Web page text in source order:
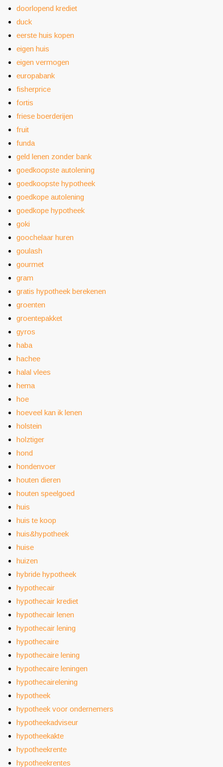
doorlopend krediet
duck
eerste huis kopen
eigen huis
eigen vermogen
europabank
fisherprice
fortis
friese boerderijen
fruit
funda
geld lenen zonder bank
goedkoopste autolening
goedkoopste hypotheek
goedkope autolening
goedkope hypotheek
goki
goochelaar huren
goulash
gourmet
gram
gratis hypotheek berekenen
groenten
groentepakket
gyros
haba
hachee
halal vlees
hema
hoe
hoeveel kan ik lenen
holstein
holztiger
hond
hondenvoer
houten dieren
houten speelgoed
huis
huis te koop
huis&hypotheek
huise
huizen
hybride hypotheek
hypothecair
hypothecair krediet
hypothecair lenen
hypothecair lening
hypothecaire
hypothecaire lening
hypothecaire leningen
hypothecairelening
hypotheek
hypotheek voor ondernemers
hypotheekadviseur
hypotheekakte
hypotheekrente
hypotheekrentes